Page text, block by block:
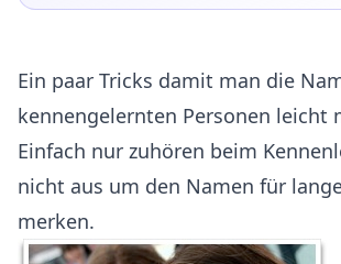
Ein paar Tricks damit man die
kennengelernten Personen leicht
Einfach nur zuhören beim
nicht aus um den Namen für
merken.